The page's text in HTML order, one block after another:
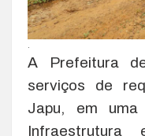
A Prefeitura
serviços de
Japu, em